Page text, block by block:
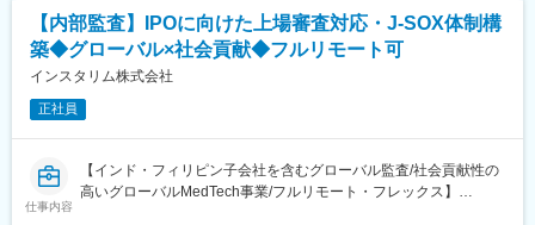
変更の範囲：会社の定める業務
これまで、システムの構築・運用を行っていたがセキュリティ担
当への興味がある方、セキュリティベンダーで監視運用を行って
いたがユーザ企業のセキュリティ担当への興味がある方等、セキ
ュリティ分野でのキャリアアップを目指す方のご応募をお待ちし
ております。
なお、セキュリティ技術だけでなく、ISMSや規程・マニュアルの
整備、リスクアセスメント、監査対応といったセキュリティ技術
以外のことも行って頂きます。
■当社について：
【内部監査】IPOに向けた上場審査対応・J-SOX体制構
築◆グローバル×社会貢献◆フルリモート可
インスタリム株式会社
正社員
仕事内容
【インド・フィリピン子会社を含むグローバル監査/社会貢献性の
高いグローバルMedTech事業/フルリモート・フレックス】